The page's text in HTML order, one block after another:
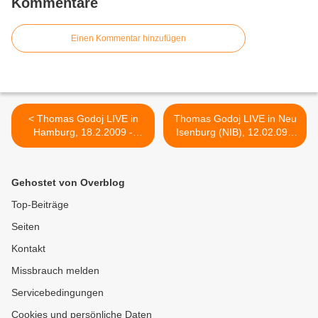
Einen Kommentar hinzufügen
< Thomas Godoj LIVE in
Hamburg, 18.2.2009 -
Fotos
Thomas Godoj LIVE in Neu
Isenburg (NIB), 12.02.09 -
Nichts Ist Besser! >
Gehostet von Overblog
Top-Beiträge
Seiten
Kontakt
Missbrauch melden
Servicebedingungen
Cookies und persönliche Daten